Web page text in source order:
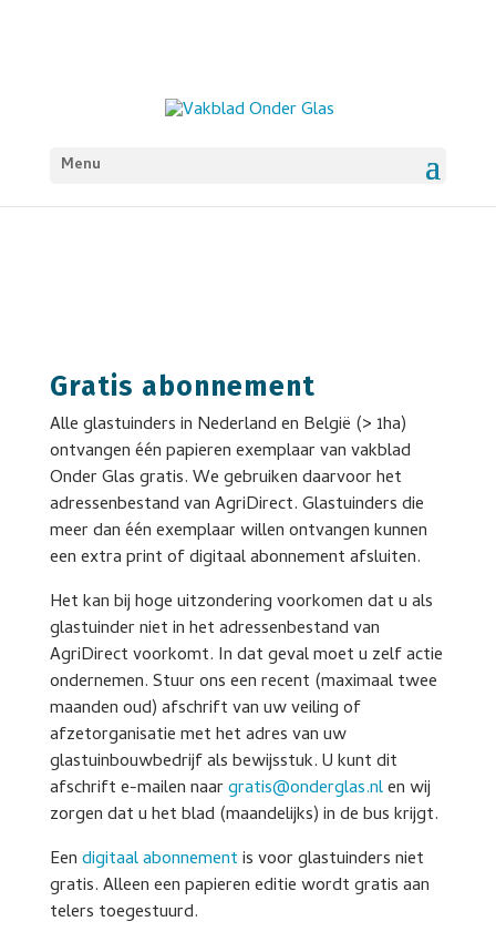
Menu
Gratis abonnement
Alle glastuinders in Nederland en België (> 1ha)
ontvangen één papieren exemplaar van vakblad
Onder Glas gratis. We gebruiken daarvoor het
adressenbestand van AgriDirect. Glastuinders die
meer dan één exemplaar willen ontvangen kunnen
een extra print of digitaal abonnement afsluiten.
Het kan bij hoge uitzondering voorkomen dat u als
glastuinder niet in het adressenbestand van
AgriDirect voorkomt. In dat geval moet u zelf actie
ondernemen. Stuur ons een recent (maximaal twee
maanden oud) afschrift van uw veiling of
afzetorganisatie met het adres van uw
glastuinbouwbedrijf als bewijsstuk. U kunt dit
afschrift e-mailen naargratis@onderglas.nlen wij
zorgen dat u het blad (maandelijks) in de bus krijgt.
Eendigitaal abonnementis voor glastuinders niet
gratis. Alleen een papieren editie wordt gratis aan
telers toegestuurd.